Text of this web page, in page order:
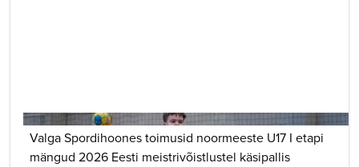
Valga Spordihoones toimusid noormeeste U17 I etapi
mängud 2026 Eesti meistrivõistlustel käsipallis